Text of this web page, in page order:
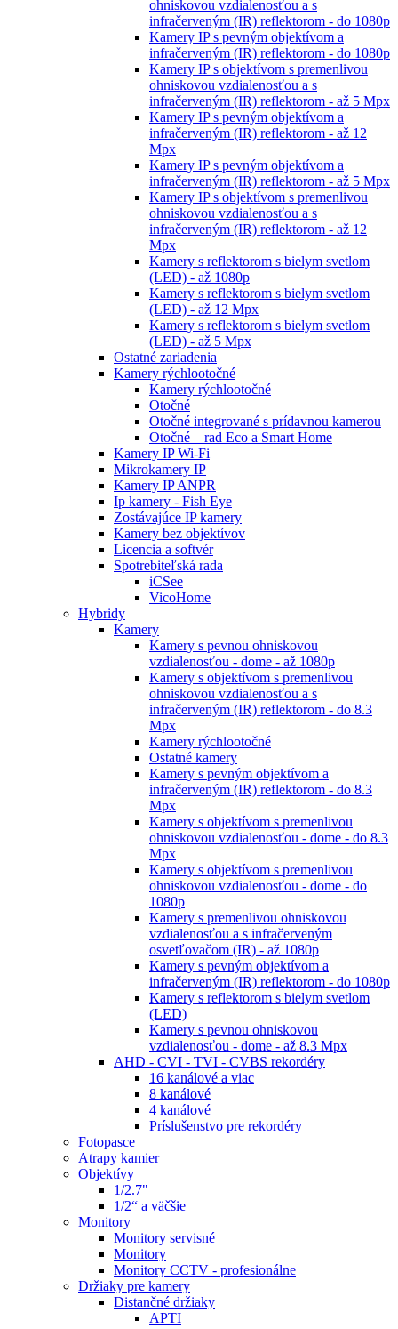
ohniskovou vzdialenosťou a s
infračerveným (IR) reflektorom - do 1080p
Kamery IP s pevným objektívom a
infračerveným (IR) reflektorom - do 1080p
Kamery IP s objektívom s premenlivou
ohniskovou vzdialenosťou a s
infračerveným (IR) reflektorom - až 5 Mpx
Kamery IP s pevným objektívom a
infračerveným (IR) reflektorom - až 12
Mpx
Kamery IP s pevným objektívom a
infračerveným (IR) reflektorom - až 5 Mpx
Kamery IP s objektívom s premenlivou
ohniskovou vzdialenosťou a s
infračerveným (IR) reflektorom - až 12
Mpx
Kamery s reflektorom s bielym svetlom
(LED) - až 1080p
Kamery s reflektorom s bielym svetlom
(LED) - až 12 Mpx
Kamery s reflektorom s bielym svetlom
(LED) - až 5 Mpx
Ostatné zariadenia
Kamery rýchlootočné
Kamery rýchlootočné
Otočné
Otočné integrované s prídavnou kamerou
Otočné – rad Eco a Smart Home
Kamery IP Wi-Fi
Mikrokamery IP
Kamery IP ANPR
Ip kamery - Fish Eye
Zostávajúce IP kamery
Kamery bez objektívov
Licencia a softvér
Spotrebiteľská rada
iCSee
VicoHome
Hybridy
Kamery
Kamery s pevnou ohniskovou
vzdialenosťou - dome - až 1080p
Kamery s objektívom s premenlivou
ohniskovou vzdialenosťou a s
infračerveným (IR) reflektorom - do 8.3
Mpx
Kamery rýchlootočné
Ostatné kamery
Kamery s pevným objektívom a
infračerveným (IR) reflektorom - do 8.3
Mpx
Kamery s objektívom s premenlivou
ohniskovou vzdialenosťou - dome - do 8.3
Mpx
Kamery s objektívom s premenlivou
ohniskovou vzdialenosťou - dome - do
1080p
Kamery s premenlivou ohniskovou
vzdialenosťou a s infračerveným
osvetľovačom (IR) - až 1080p
Kamery s pevným objektívom a
infračerveným (IR) reflektorom - do 1080p
Kamery s reflektorom s bielym svetlom
(LED)
Kamery s pevnou ohniskovou
vzdialenosťou - dome - až 8.3 Mpx
AHD - CVI - TVI - CVBS rekordéry
16 kanálové a viac
8 kanálové
4 kanálové
Príslušenstvo pre rekordéry
Fotopasce
Atrapy kamier
Objektívy
1/2.7"
1/2“ a väčšie
Monitory
Monitory servisné
Monitory
Monitory CCTV - profesionálne
Držiaky pre kamery
Distančné držiaky
APTI